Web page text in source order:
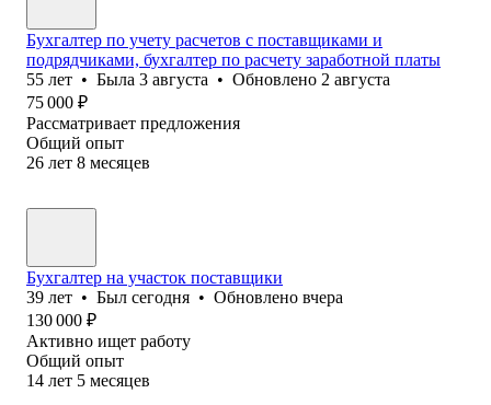
Бухгалтер по учету расчетов с поставщиками и
подрядчиками, бухгалтер по расчету заработной платы
55 лет • Была 3 августа • Обновлено 2 августа
75 000 ₽
Рассматривает предложения
Общий опыт
26 лет 8 месяцев
Бухгалтер на участок поставщики
39 лет • Был сегодня • Обновлено вчера
130 000 ₽
Активно ищет работу
Общий опыт
14 лет 5 месяцев